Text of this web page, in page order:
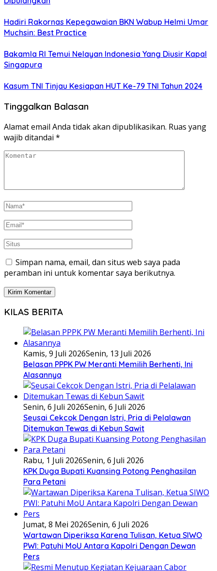
Hadiri Rakornas Kepegawaian BKN Wabup Helmi Umar
Muchsin: Best Practice
Bakamla RI Temui Nelayan Indonesia Yang Diusir Kapal
Singapura
Kasum TNI Tinjau Kesiapan HUT Ke-79 TNI Tahun 2024
Tinggalkan Balasan
Alamat email Anda tidak akan dipublikasikan. Ruas yang
wajib ditandai *
Simpan nama, email, dan situs web saya pada
peramban ini untuk komentar saya berikutnya.
KILAS BERITA
Kamis, 9 Juli 2026Senin, 13 Juli 2026
Belasan PPPK PW Meranti Memilih Berhenti, Ini
Alasannya
Senin, 6 Juli 2026Senin, 6 Juli 2026
Seusai Cekcok Dengan Istri, Pria di Pelalawan
Ditemukan Tewas di Kebun Sawit
Rabu, 1 Juli 2026Senin, 6 Juli 2026
KPK Duga Bupati Kuansing Potong Penghasilan
Para Petani
Jumat, 8 Mei 2026Senin, 6 Juli 2026
Wartawan Diperiksa Karena Tulisan, Ketua SIWO
PWI: Patuhi MoU Antara Kapolri Dengan Dewan
Pers